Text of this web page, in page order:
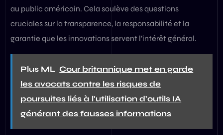
au public américain. Cela soulève des questions
cruciales sur la transparence, la responsabilité et la
garantie que les innovations servent l’intérêt général.
Plus ML Cour britannique met en garde
les avocats contre les risques de
poursuites liés à l'utilisation d'outils IA
générant des fausses informations